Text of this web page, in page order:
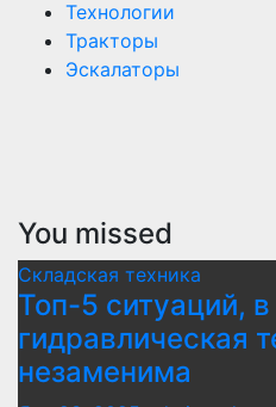
Технологии
Тракторы
Эскалаторы
You missed
Складская техника
Топ-5 ситуаций,
гидравлическая
незаменима